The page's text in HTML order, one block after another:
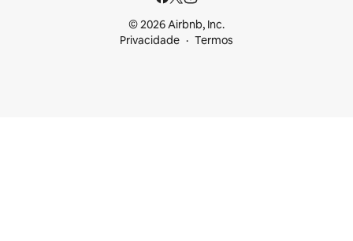
© 2026 Airbnb, Inc.
Privacidade
Termos